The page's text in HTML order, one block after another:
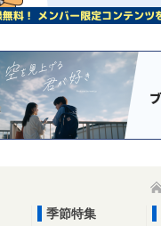
季節特集